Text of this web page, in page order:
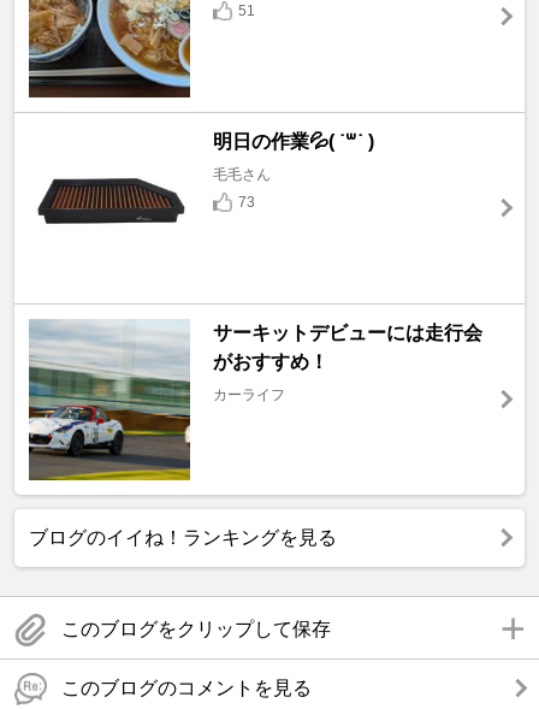
51
明日の作業💦( ˙꒳​˙ )
毛毛さん
73
サーキットデビューには走行会
がおすすめ！
カーライフ
ブログのイイね！ランキングを見る
このブログをクリップして保存
このブログのコメントを見る